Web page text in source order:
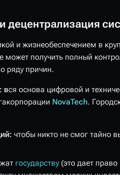
децентрализация
и жизнеобеспечением в
может получить полный
ряду причин.
вся основа цифровой и
NovaTech.
чтобы никто не смог тайно
государству (это дает